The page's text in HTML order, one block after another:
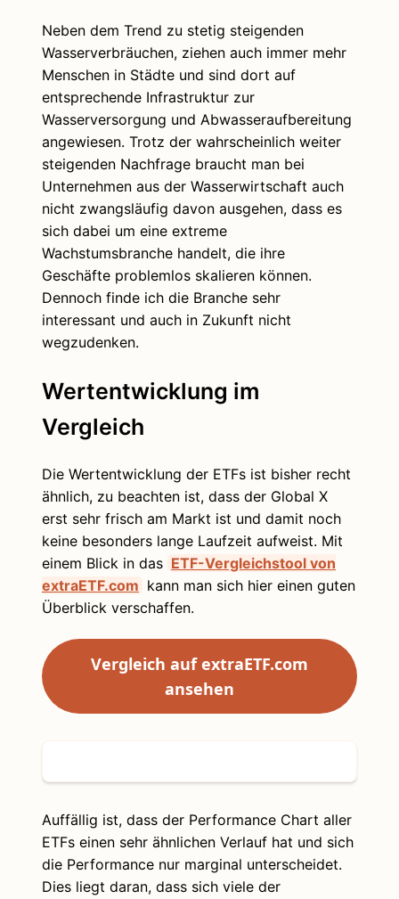
Neben dem Trend zu stetig steigenden
Wasserverbräuchen, ziehen auch immer mehr
Menschen in Städte und sind dort auf
entsprechende Infrastruktur zur
Wasserversorgung und Abwasseraufbereitung
angewiesen. Trotz der wahrscheinlich weiter
steigenden Nachfrage braucht man bei
Unternehmen aus der Wasserwirtschaft auch
nicht zwangsläufig davon ausgehen, dass es
sich dabei um eine extreme
Wachstumsbranche handelt, die ihre
Geschäfte problemlos skalieren können.
Dennoch finde ich die Branche sehr
interessant und auch in Zukunft nicht
wegzudenken.
Wertentwicklung im
Vergleich
Die Wertentwicklung der ETFs ist bisher recht
ähnlich, zu beachten ist, dass der Global X
erst sehr frisch am Markt ist und damit noch
keine besonders lange Laufzeit aufweist. Mit
einem Blick in das ETF-Vergleichstool von
extraETF.com kann man sich hier einen guten
Überblick verschaffen.
Vergleich auf extraETF.com
ansehen
Auffällig ist, dass der Performance Chart aller
ETFs einen sehr ähnlichen Verlauf hat und sich
die Performance nur marginal unterscheidet.
Dies liegt daran, dass sich viele der